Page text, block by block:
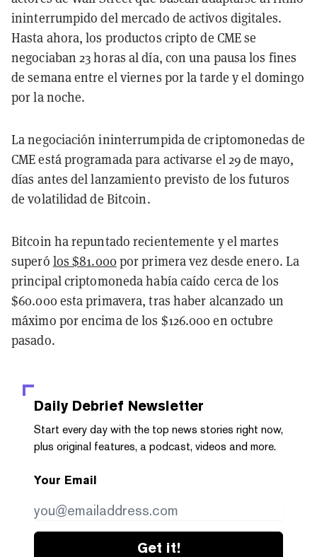
ininterrumpido del mercado de activos digitales.
Hasta ahora, los productos cripto de CME se
negociaban 23 horas al día, con una pausa los fines
de semana entre el viernes por la tarde y el domingo
por la noche.
La negociación ininterrumpida de criptomonedas de
CME está programada para activarse el 29 de mayo,
días antes del lanzamiento previsto de los futuros
de volatilidad de Bitcoin.
Bitcoin ha repuntado recientemente y el martes
superó los $81.000por primera vez desde enero. La
principal criptomoneda había caído cerca de los
$60.000 esta primavera, tras haber alcanzado un
máximo por encima de los $126.000 en octubre
pasado.
Daily Debrief Newsletter
Start every day with the top news stories right now,
plus original features, a podcast, videos and more.
Your Email
Get it!